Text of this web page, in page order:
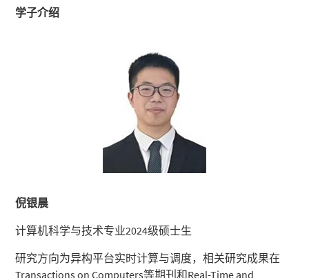
学子介绍
倪银晨
计算机科学与技术专业2024级硕士生
研究方向为异构平台实时计算与调度，相关研究成果在
Transactions on Computers等期刊和Real-Time and